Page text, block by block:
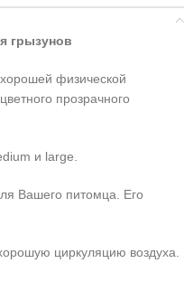
грызунов
физической
прозрачного
и large.
Вашего питомца. Его
циркуляцию воздуха.